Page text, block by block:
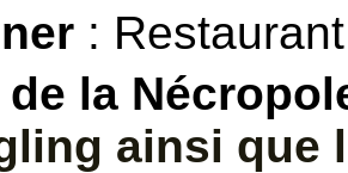
:
la
ainsi que